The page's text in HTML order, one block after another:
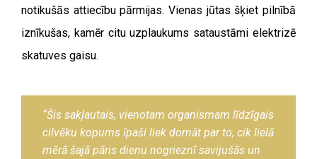
notikušās attiecību pārmijas. Vienas jūtas šķiet pilnībā
iznīkušas, kamēr citu uzplaukums sataustāmi elektrizē
skatuves gaisu.
“Šis sakļautais, vienotam organismam līdzīgais
cilvēku kopums īpaši liek domāt par to, cik lielā
mērā šajā pāris dienu nogrieznī savijušās un